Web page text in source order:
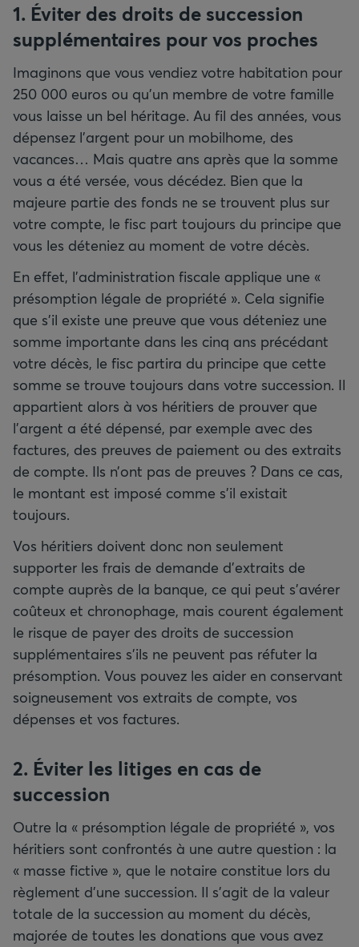
1. Éviter des droits de succession
supplémentaires pour vos proches
Imaginons que vous vendiez votre habitation pour
250 000 euros ou qu’un membre de votre famille
vous laisse un bel héritage. Au fil des années, vous
dépensez l’argent pour un mobilhome, des
vacances… Mais quatre ans après que la somme
vous a été versée, vous décédez. Bien que la
majeure partie des fonds ne se trouvent plus sur
votre compte, le fisc part toujours du principe que
vous les déteniez au moment de votre décès.
En effet, l’administration fiscale applique une «
présomption légale de propriété ». Cela signifie
que s’il existe une preuve que vous déteniez une
somme importante dans les cinq ans précédant
votre décès, le fisc partira du principe que cette
somme se trouve toujours dans votre succession. Il
appartient alors à vos héritiers de prouver que
l’argent a été dépensé, par exemple avec des
factures, des preuves de paiement ou des extraits
de compte. Ils n’ont pas de preuves ? Dans ce cas,
le montant est imposé comme s’il existait
toujours.
Vos héritiers doivent donc non seulement
supporter les frais de demande d’extraits de
compte auprès de la banque, ce qui peut s’avérer
coûteux et chronophage, mais courent également
le risque de payer des droits de succession
supplémentaires s’ils ne peuvent pas réfuter la
présomption. Vous pouvez les aider en conservant
soigneusement vos extraits de compte, vos
dépenses et vos factures.
2. Éviter les litiges en cas de
succession
Outre la « présomption légale de propriété », vos
héritiers sont confrontés à une autre question : la
« masse fictive », que le notaire constitue lors du
règlement d’une succession. Il s’agit de la valeur
totale de la succession au moment du décès,
majorée de toutes les donations que vous avez